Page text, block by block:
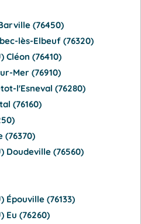
(76450)
lès-Elbeuf (76320)
Cléon (76410)
Mer (76910)
l'Esneval (76280)
(76160)
(76370)
Doudeville (76560)
Épouville (76133)
Eu (76260)